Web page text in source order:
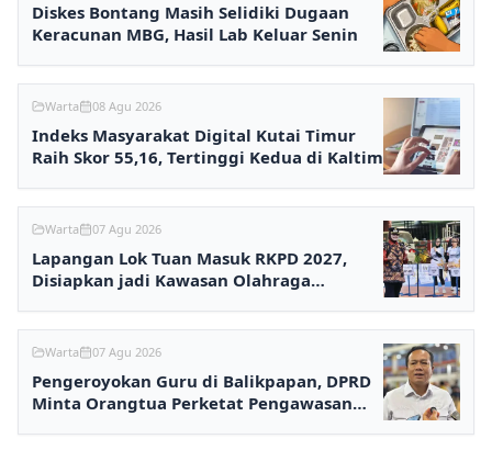
Diskes Bontang Masih Selidiki Dugaan
Keracunan MBG, Hasil Lab Keluar Senin
Warta 08 Agu 2026
Indeks Masyarakat Digital Kutai Timur
Raih Skor 55,16, Tertinggi Kedua di Kaltim
Warta 07 Agu 2026
Lapangan Lok Tuan Masuk RKPD 2027,
Disiapkan jadi Kawasan Olahraga
Warta 07 Agu 2026
Pengeroyokan Guru di Balikpapan, DPRD
Minta Orangtua Perketat Pengawasan